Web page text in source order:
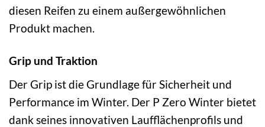
diesen Reifen zu einem außergewöhnlichen
Produkt machen.
Grip und Traktion
Der Grip ist die Grundlage für Sicherheit und
Performance im Winter. Der P Zero Winter bietet
dank seines innovativen Laufflächenprofils und